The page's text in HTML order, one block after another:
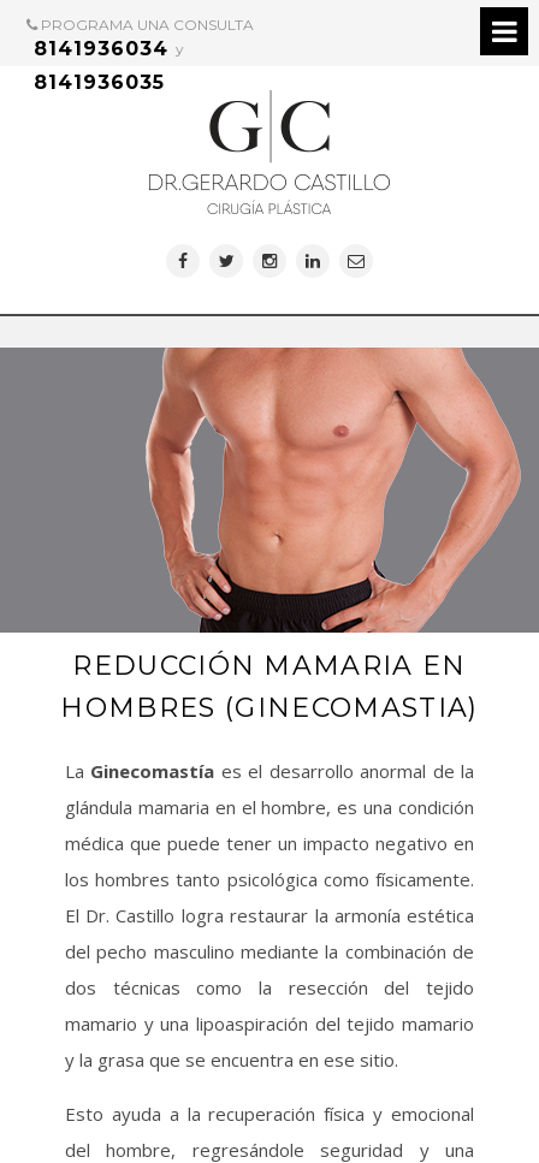
PROGRAMA UNA CONSULTA
8141936034 y
8141936035
REDUCCIÓN MAMARIA EN
HOMBRES (GINECOMASTIA)
La Ginecomastía es el desarrollo anormal de la
glándula mamaria en el hombre, es una condición
médica que puede tener un impacto negativo en
los hombres tanto psicológica como físicamente.
El Dr. Castillo logra restaurar la armonía estética
del pecho masculino mediante la combinación de
dos técnicas como la resección del tejido
mamario y una lipoaspiración del tejido mamario
y la grasa que se encuentra en ese sitio.
Esto ayuda a la recuperación física y emocional
del hombre, regresándole seguridad y una